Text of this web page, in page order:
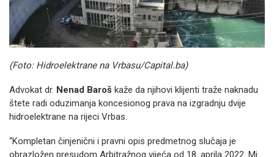
(Foto: Hidroelektrane na Vrbasu/Capital.ba)
Advokat dr. Nenad Baroš kaže da njihovi klijenti traže naknadu
štete radi oduzimanja koncesionog prava na izgradnju dvije
hidroelektrane na rijeci Vrbas.
“Kompletan činjenični i pravni opis predmetnog slučaja je
obrazložen presudom Arbitražnog vijeća od 18. aprila 2022. Mi